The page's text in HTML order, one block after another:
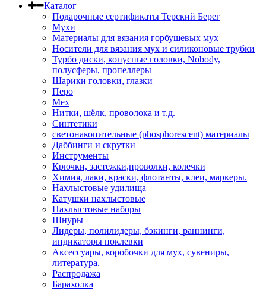
Каталог
Подарочные сертификаты Терский Берег
Мухи
Материалы для вязания горбушевых мух
Носители для вязания мух и силиконовые трубки
Турбо диски, конусные головки, Nobody,
полусферы, пропеллеры
Шарики головки, глазки
Перо
Мех
Нитки, шёлк, проволока и т.д.
Синтетики
светонакопительные (phosphorescent) материалы
Даббинги и скрутки
Инструменты
Крючки, застежки,проволки, колечки
Химия, лаки, краски, флотанты, клеи, маркеры.
Нахлыстовые удилища
Катушки нахлыстовые
Нахлыстовые наборы
Шнуры
Лидеры, полилидеры, бэкинги, раннинги,
индикаторы поклевки
Аксессуары, коробочки для мух, сувениры,
литература.
Распродажа
Барахолка